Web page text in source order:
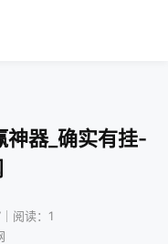
神器_确实有挂-
阅读：1